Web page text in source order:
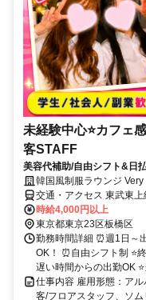
未経験中心⭐カフェ
客STAFF
美容代補助/自由シフト&日
韓国風制服ラウンジ Very
交通・アクセス 東武東上
「地下鉄赤塚駅」徒歩1分
時給4,000円以上
東京都東京23区板橋区
勤務時間詳細 ⏰週1日～
OK！ ⏰自由シフト制 ⭐
遅い時間からの出勤OK ⭐
仕事内容 雇用形態：ア
客/フロアスタッフ、ソ